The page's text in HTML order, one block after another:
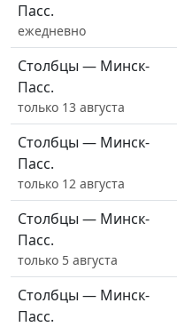
Пасс.
ежедневно
Столбцы — Минск-
Пасс.
только 13 августа
Столбцы — Минск-
Пасс.
только 12 августа
Столбцы — Минск-
Пасс.
только 5 августа
Столбцы — Минск-
Пасс.